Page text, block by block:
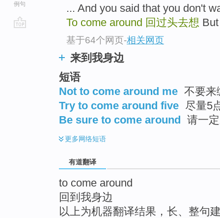
例句
... And you said that you don't
To come around 回过头去想
基于64个网页-相关网页
来到我身边
短语
Not to come around me 不要来
Try to come around five 尽量5
Be sure to come around 请一
更多网络短语
有道翻译
to come around
回到我身边
以上为机器翻译结果，长、整句